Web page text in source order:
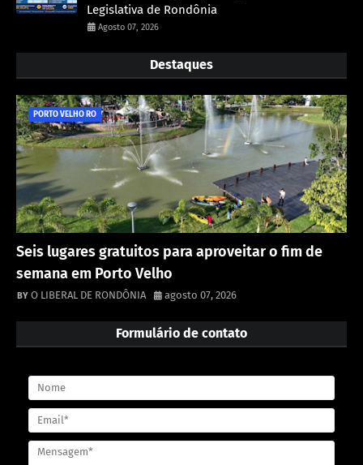
Legislativa de Rondônia
Agosto 07, 2026
Destaques
PORTO VELHO RO
Seis lugares gratuitos para aproveitar o fim de
semana em Porto Velho
O LIBERAL DE RONDÔNIA agosto 07, 2026
Formulário de contato